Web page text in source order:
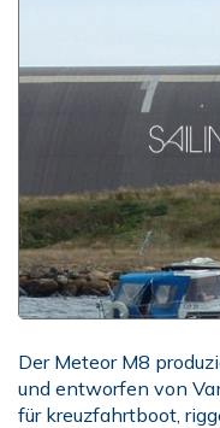
Der Meteor M8
und entworfen von
für kreuzfahrtboot,